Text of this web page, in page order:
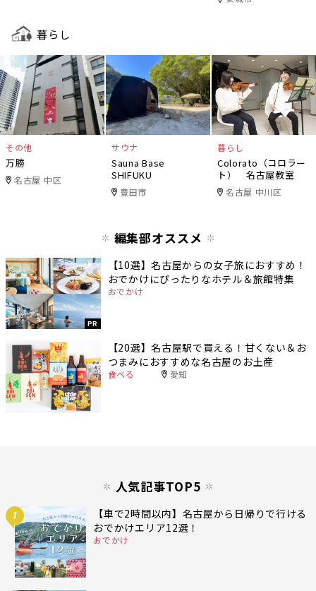
暮らし
その他
万勝
名古屋 中区
サウナ
Sauna Base
SHIFUKU
豊田市
暮らし
Colorato（コロラー
ト） 名古屋教室
名古屋 中川区
編集部オススメ
PR
【10選】名古屋からの女子旅におすすめ！
おでかけにぴったりなホテル＆旅館特集
おでかけ
【20選】名古屋駅で買える！甘くない＆お
つまみにおすすめな名古屋のお土産
食べる 愛知
人気記事TOP5
1
【車で2時間以内】名古屋から日帰りで行ける
おでかけエリア12選！
おでかけ